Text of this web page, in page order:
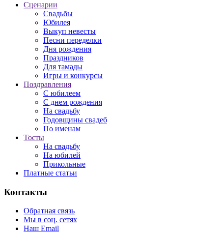
Сценарии
Свадьбы
Юбилея
Выкуп невесты
Песни переделки
Дня рождения
Праздников
Для тамады
Игры и конкурсы
Поздравления
С юбилеем
С днем рождения
На свадьбу
Годовщины свадеб
По именам
Тосты
На свадьбу
На юбилей
Прикольные
Платные статьи
Контакты
Обратная связь
Мы в соц. сетях
Наш Email